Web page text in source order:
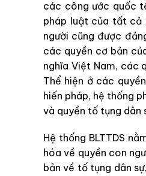
các công ước quốc
pháp luật của tất cả
người cũng được
các quyền cơ bản
nghĩa Việt Nam, các
Thể hiện ở các
hiến pháp, hệ thống
và quyền tố tụng dân
Hệ thống BLTTDS
hóa về quyền con
bản về tố tụng dân